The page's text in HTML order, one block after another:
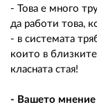
- Това е много
да работи това,
- в системата
които в
класната стая!
- Вашето мнение